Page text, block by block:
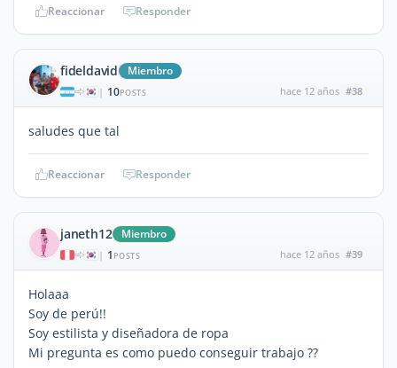
Reaccionar Responder
fideldavid Miembro
| 10POSTS hace 12 años #38
saludes que tal
Reaccionar Responder
janeth12 Miembro
| 1 POSTS hace 12 años #39
Holaaa
Soy de perú!!
Soy estilista y diseñadora de ropa
Mi pregunta es como puedo conseguir trabajo ??